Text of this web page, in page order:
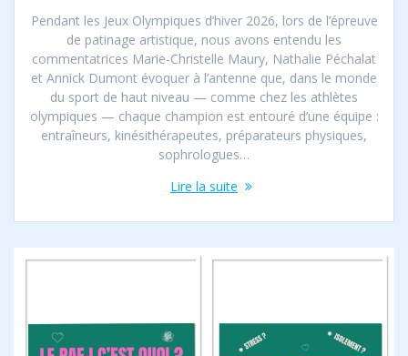
Pendant les Jeux Olympiques d’hiver 2026, lors de l’épreuve
de patinage artistique, nous avons entendu les
commentatrices Marie-Christelle Maury, Nathalie Péchalat
et Annick Dumont évoquer à l’antenne que, dans le monde
du sport de haut niveau — comme chez les athlètes
olympiques — chaque champion est entouré d’une équipe :
entraîneurs, kinésithérapeutes, préparateurs physiques,
sophrologues…
Lire la suite